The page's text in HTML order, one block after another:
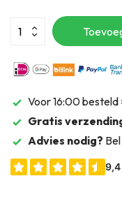
Voor 16:00 besteld
Gratis
Advies nodig?